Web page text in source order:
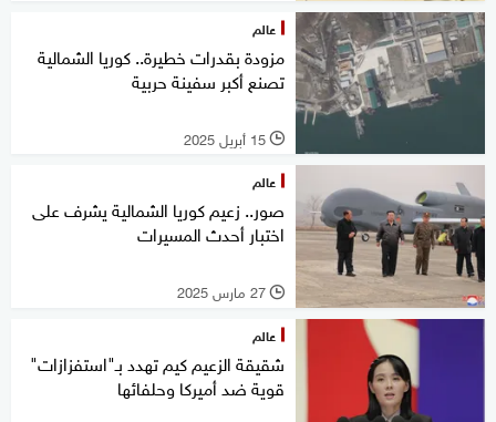
عالم
مزودة بقدرات خطيرة.. كوريا الشمالية
تصنع أكبر سفينة حربية
l 15 أبريل 2025
عالم
صور.. زعيم كوريا الشمالية يشرف على
اختبار أحدث المسيرات
l 27 مارس 2025
عالم
شقيقة الزعيم كيم تهدد بـ"استفزازات"
قوية ضد أميركا وحلفائها